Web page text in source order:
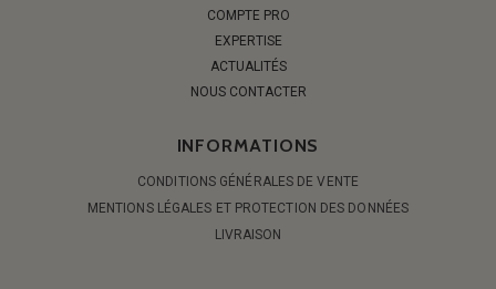
COMPTE PRO
EXPERTISE
ACTUALITÉS
NOUS CONTACTER
INFORMATIONS
CONDITIONS GÉNÉRALES DE VENTE
MENTIONS LÉGALES ET PROTECTION DES DONNÉES
LIVRAISON